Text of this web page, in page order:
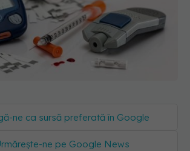
ne ca sursă preferată în Google
ne pe Google News